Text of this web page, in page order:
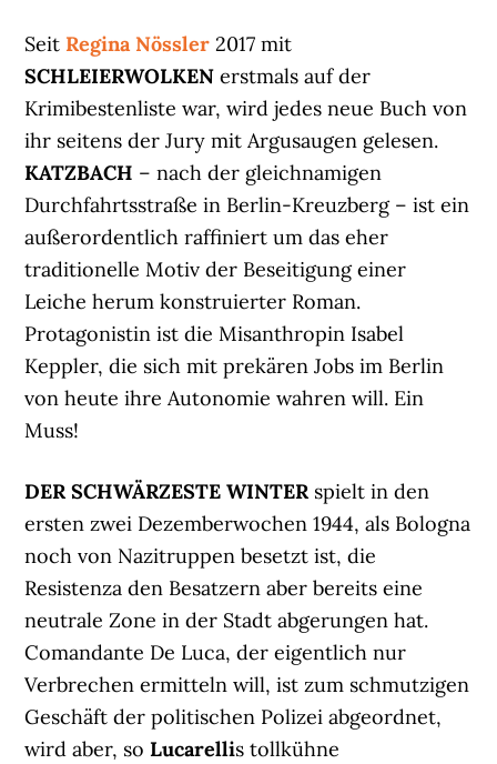
Seit Regina Nössler 2017 mit
SCHLEIERWOLKEN erstmals auf der
Krimibestenliste war, wird jedes neue Buch von
ihr seitens der Jury mit Argusaugen gelesen.
KATZBACH – nach der gleichnamigen
Durchfahrtsstraße in Berlin-Kreuzberg – ist ein
außerordentlich raffiniert um das eher
traditionelle Motiv der Beseitigung einer
Leiche herum konstruierter Roman.
Protagonistin ist die Misanthropin Isabel
Keppler, die sich mit prekären Jobs im Berlin
von heute ihre Autonomie wahren will. Ein
Muss!
DER SCHWÄRZESTE WINTERspielt in den
ersten zwei Dezemberwochen 1944, als Bologna
noch von Nazitruppen besetzt ist, die
Resistenza den Besatzern aber bereits eine
neutrale Zone in der Stadt abgerungen hat.
Comandante De Luca, der eigentlich nur
Verbrechen ermitteln will, ist zum schmutzigen
Geschäft der politischen Polizei abgeordnet,
wird aber, soLucarellis tollkühne